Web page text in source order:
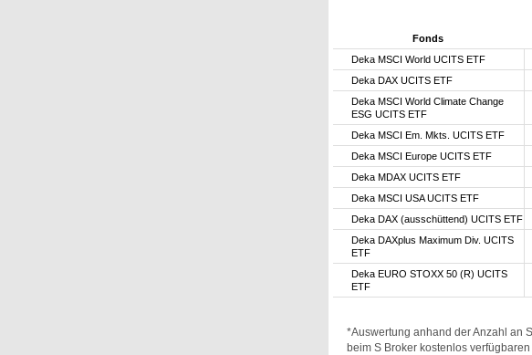
Fonds
Deka MSCI World UCITS ETF
Deka DAX UCITS ETF
Deka MSCI World Climate Change
ESG UCITS ETF
Deka MSCI Em. Mkts. UCITS ETF
Deka MSCI Europe UCITS ETF
Deka MDAX UCITS ETF
Deka MSCI USA UCITS ETF
Deka DAX (ausschüttend) UCITS ETF
Deka DAXplus Maximum Div. UCITS
ETF
Deka EURO STOXX 50 (R) UCITS
ETF
*Auswertung anhand der Anzahl an
beim S Broker kostenlos